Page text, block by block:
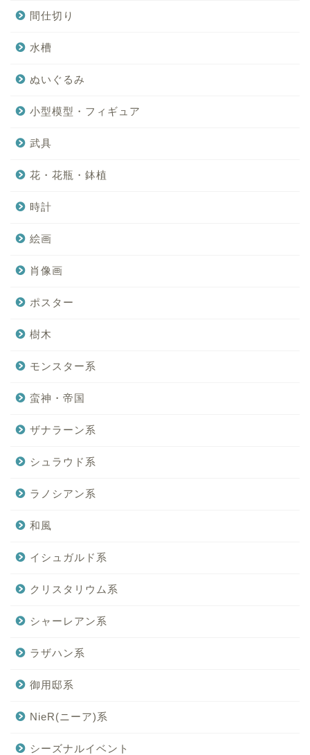
間仕切り
水槽
ぬいぐるみ
小型模型・フィギュア
武具
花・花瓶・鉢植
時計
絵画
肖像画
ポスター
樹木
モンスター系
蛮神・帝国
ザナラーン系
シュラウド系
ラノシアン系
和風
イシュガルド系
クリスタリウム系
シャーレアン系
ラザハン系
御用邸系
NieR(ニーア)系
シーズナルイベント